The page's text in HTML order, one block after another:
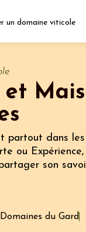
août 2026
Oenologie
musique
à Rosé
un domaine viticole
et
partout dans
ou
son
Domaines du Gard